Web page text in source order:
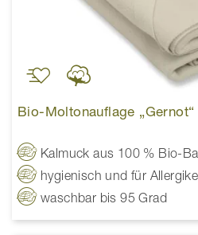
Bio-Moltonauflage „Gernot“
Kalmuck aus 100 % Bio-
hygienisch und für
waschbar bis 95 Grad